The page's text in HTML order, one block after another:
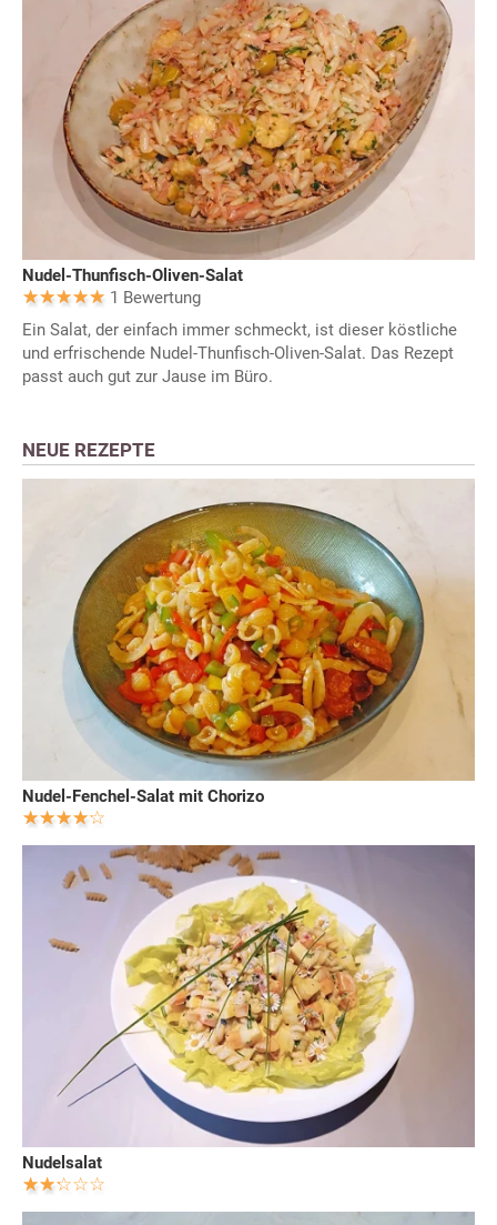
Nudel-Thunfisch-Oliven-Salat
1 Bewertung
Ein Salat, der einfach immer schmeckt, ist dieser köstliche
und erfrischende Nudel-Thunfisch-Oliven-Salat. Das Rezept
passt auch gut zur Jause im Büro.
NEUE REZEPTE
Nudel-Fenchel-Salat mit Chorizo
Nudelsalat